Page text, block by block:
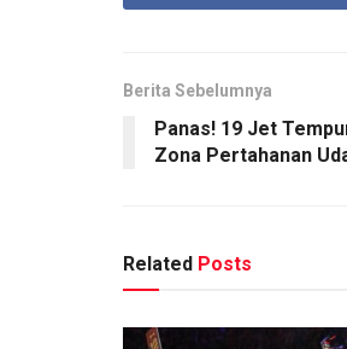
Berita Sebelumnya
Panas! 19 Jet
Zona Pertahanan
Related Posts